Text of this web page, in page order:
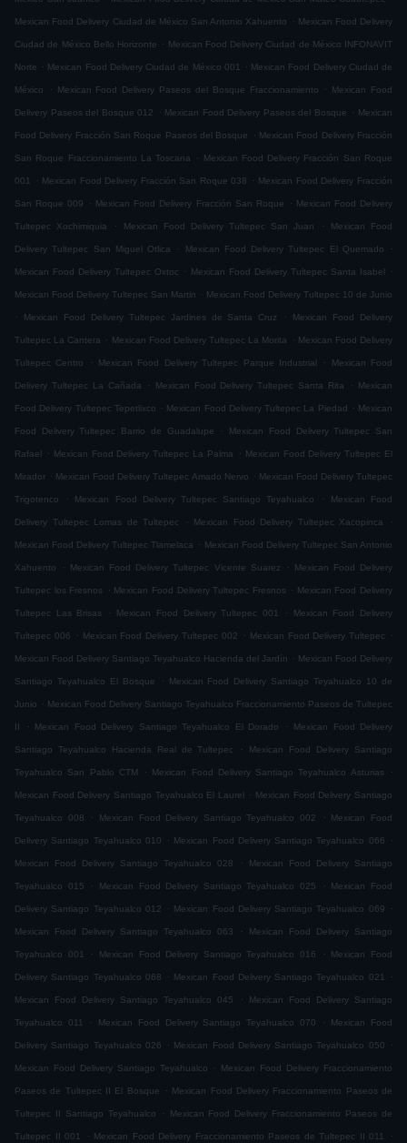
Mexican Food Delivery Ciudad de México San Antonio Xahuento . Mexican Food Delivery
Ciudad de México Bello Horizonte . Mexican Food Delivery Ciudad de México INFONAVIT
Norte . Mexican Food Delivery Ciudad de México 001 . Mexican Food Delivery Ciudad de
México . Mexican Food Delivery Paseos del Bosque Fraccionamiento . Mexican Food
Delivery Paseos del Bosque 012 . Mexican Food Delivery Paseos del Bosque . Mexican
Food Delivery Fracción San Roque Paseos del Bosque . Mexican Food Delivery Fracción
San Roque Fraccionamiento La Toscana . Mexican Food Delivery Fracción San Roque
001 . Mexican Food Delivery Fracción San Roque 038 . Mexican Food Delivery Fracción
San Roque 009 . Mexican Food Delivery Fracción San Roque . Mexican Food Delivery
Tultepec Xochimiquia . Mexican Food Delivery Tultepec San Juan . Mexican Food
Delivery Tultepec San Miguel Otlica . Mexican Food Delivery Tultepec El Quemado .
Mexican Food Delivery Tultepec Oxtoc . Mexican Food Delivery Tultepec Santa Isabel .
Mexican Food Delivery Tultepec San Martin . Mexican Food Delivery Tultepec 10 de Junio
.
Mexican Food Delivery Tultepec Jardines de Santa Cruz . Mexican Food Delivery
Tultepec La Cantera . Mexican Food Delivery Tultepec La Morita . Mexican Food Delivery
Tultepec Centro . Mexican Food Delivery Tultepec Parque Industrial . Mexican Food
Delivery Tultepec La Cañada . Mexican Food Delivery Tultepec Santa Rita . Mexican
Food Delivery Tultepec Tepetlixco . Mexican Food Delivery Tultepec La Piedad . Mexican
Food Delivery Tultepec Barrio de Guadalupe . Mexican Food Delivery Tultepec San
Rafael . Mexican Food Delivery Tultepec La Palma . Mexican Food Delivery Tultepec El
Mirador . Mexican Food Delivery Tultepec Amado Nervo . Mexican Food Delivery Tultepec
Trigotenco . Mexican Food Delivery Tultepec Santiago Teyahualco . Mexican Food
Delivery Tultepec Lomas de Tultepec . Mexican Food Delivery Tultepec Xacopinca .
Mexican Food Delivery Tultepec Tlamelaca . Mexican Food Delivery Tultepec San Antonio
Xahuento . Mexican Food Delivery Tultepec Vicente Suarez . Mexican Food Delivery
Tultepec los Fresnos . Mexican Food Delivery Tultepec Fresnos . Mexican Food Delivery
Tultepec Las Brisas . Mexican Food Delivery Tultepec 001 . Mexican Food Delivery
Tultepec 006 . Mexican Food Delivery Tultepec 002 . Mexican Food Delivery Tultepec .
Mexican Food Delivery Santiago Teyahualco Hacienda del Jardín . Mexican Food Delivery
Santiago Teyahualco El Bosque . Mexican Food Delivery Santiago Teyahualco 10 de
Junio . Mexican Food Delivery Santiago Teyahualco Fraccionamiento Paseos de Tultepec
II . Mexican Food Delivery Santiago Teyahualco El Dorado . Mexican Food Delivery
Santiago Teyahualco Hacienda Real de Tultepec . Mexican Food Delivery Santiago
Teyahualco San Pablo CTM . Mexican Food Delivery Santiago Teyahualco Asturias .
Mexican Food Delivery Santiago Teyahualco El Laurel . Mexican Food Delivery Santiago
Teyahualco 008 . Mexican Food Delivery Santiago Teyahualco 002 . Mexican Food
Delivery Santiago Teyahualco 010 . Mexican Food Delivery Santiago Teyahualco 066 .
Mexican Food Delivery Santiago Teyahualco 028 . Mexican Food Delivery Santiago
Teyahualco 015 . Mexican Food Delivery Santiago Teyahualco 025 . Mexican Food
Delivery Santiago Teyahualco 012 . Mexican Food Delivery Santiago Teyahualco 069 .
Mexican Food Delivery Santiago Teyahualco 063 . Mexican Food Delivery Santiago
Teyahualco 001 . Mexican Food Delivery Santiago Teyahualco 016 . Mexican Food
Delivery Santiago Teyahualco 068 . Mexican Food Delivery Santiago Teyahualco 021 .
Mexican Food Delivery Santiago Teyahualco 045 . Mexican Food Delivery Santiago
Teyahualco 011 . Mexican Food Delivery Santiago Teyahualco 070 . Mexican Food
Delivery Santiago Teyahualco 026 . Mexican Food Delivery Santiago Teyahualco 050 .
Mexican Food Delivery Santiago Teyahualco . Mexican Food Delivery Fraccionamiento
Paseos de Tultepec II El Bosque . Mexican Food Delivery Fraccionamiento Paseos de
Tultepec II Santiago Teyahualco . Mexican Food Delivery Fraccionamiento Paseos de
Tultepec II 001 . Mexican Food Delivery Fraccionamiento Paseos de Tultepec II 011 .